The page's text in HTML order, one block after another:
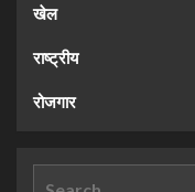
खेल
राष्ट्रीय
रोजगार